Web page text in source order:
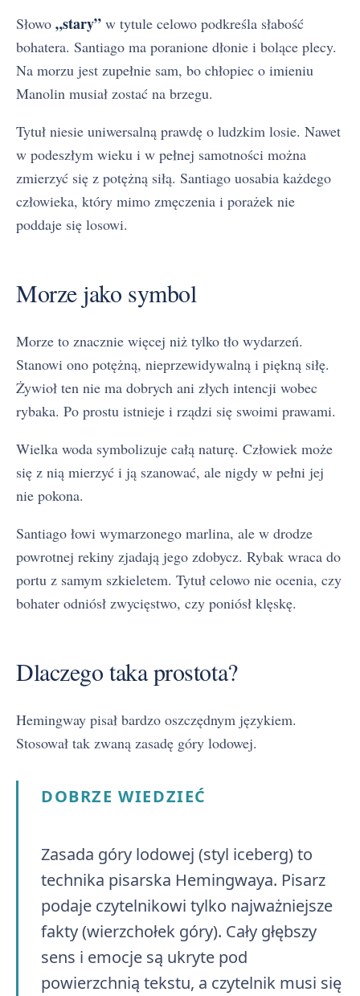
Słowo „stary” w tytule celowo podkreśla słabość
bohatera. Santiago ma poranione dłonie i bolące plecy.
Na morzu jest zupełnie sam, bo chłopiec o imieniu
Manolin musiał zostać na brzegu.
Tytuł niesie uniwersalną prawdę o ludzkim losie. Nawet
w podeszłym wieku i w pełnej samotności można
zmierzyć się z potężną siłą. Santiago uosabia każdego
człowieka, który mimo zmęczenia i porażek nie
poddaje się losowi.
Morze jako symbol
Morze to znacznie więcej niż tylko tło wydarzeń.
Stanowi ono potężną, nieprzewidywalną i piękną siłę.
Żywioł ten nie ma dobrych ani złych intencji wobec
rybaka. Po prostu istnieje i rządzi się swoimi prawami.
Wielka woda symbolizuje całą naturę. Człowiek może
się z nią mierzyć i ją szanować, ale nigdy w pełni jej
nie pokona.
Santiago łowi wymarzonego marlina, ale w drodze
powrotnej rekiny zjadają jego zdobycz. Rybak wraca do
portu z samym szkieletem. Tytuł celowo nie ocenia, czy
bohater odniósł zwycięstwo, czy poniósł klęskę.
Dlaczego taka prostota?
Hemingway pisał bardzo oszczędnym językiem.
Stosował tak zwaną zasadę góry lodowej.
DOBRZE WIEDZIEĆ
Zasada góry lodowej (styl iceberg) to
technika pisarska Hemingwaya. Pisarz
podaje czytelnikowi tylko najważniejsze
fakty (wierzchołek góry). Cały głębszy
sens i emocje są ukryte pod
powierzchnią tekstu, a czytelnik musi się